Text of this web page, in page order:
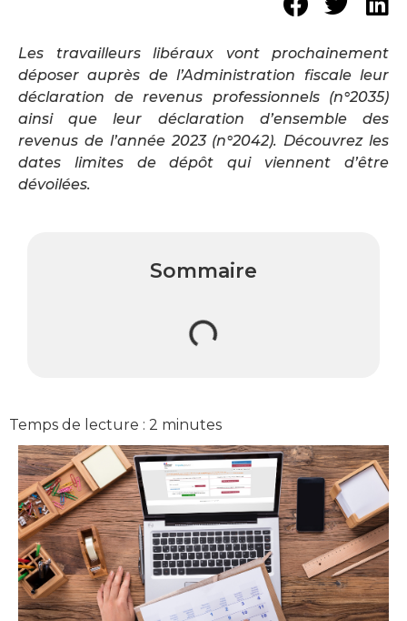
Les travailleurs libéraux vont prochainement
déposer auprès de l’Administration fiscale leur
déclaration de revenus professionnels (n°2035)
ainsi que leur déclaration d’ensemble des
revenus de l’année 2023 (n°2042). Découvrez les
dates limites de dépôt qui viennent d’être
dévoilées.
Sommaire
Temps de lecture : 2 minutes